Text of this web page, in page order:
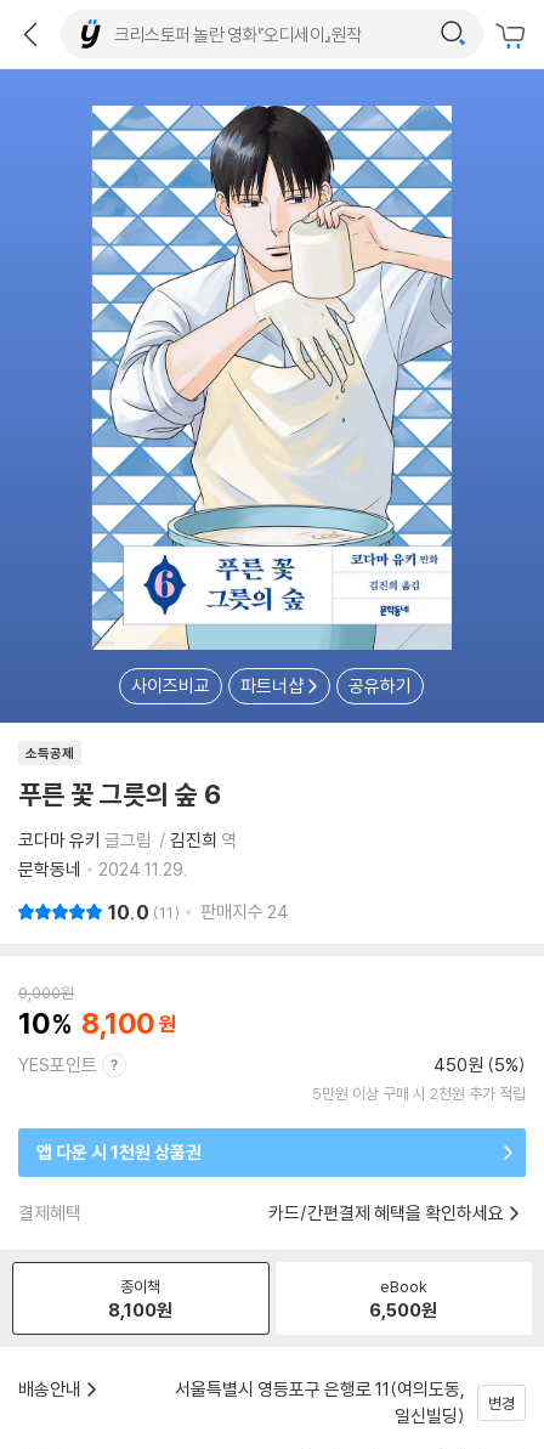
사이즈비교 파트너샵 공유하기
소득공제
푸른 꽃 그릇의 숲 6
코다마 유키 글그림 김진희 역
문학동네
2024.11.29.
10.0 11 판매지수 24
9,000원
10 8,100
YES포인트 450원 (5%)
5만원 이상 구매 시 2천원 추가 적립
앱 다운 시 1천원 상품권
결제혜택 카드/간편결제 혜택을 확인하세요
종이책
8,100원
eBook
6,500원
배송안내
서울특별시 영등포구 은행로 11(여의도동,
일신빌딩)
변경